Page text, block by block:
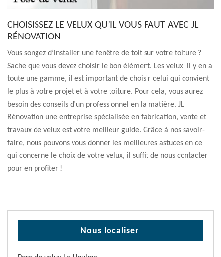
CHOISISSEZ LE VELUX QU’IL VOUS FAUT AVEC JL
RÉNOVATION
Vous songez d’installer une fenêtre de toit sur votre toiture ?
Sache que vous devez choisir le bon élément. Les velux, il y en a
toute une gamme, il est important de choisir celui qui convient
le plus à votre projet et à votre toiture. Pour cela, vous aurez
besoin des conseils d’un professionnel en la matière. JL
Rénovation une entreprise spécialisée en fabrication, vente et
travaux de velux est votre meilleur guide. Grâce à nos savoir-
faire, nous pouvons vous donner les meilleures astuces en ce
qui concerne le choix de votre velux, il suffit de nous contacter
pour en profiter !
Nous localiser